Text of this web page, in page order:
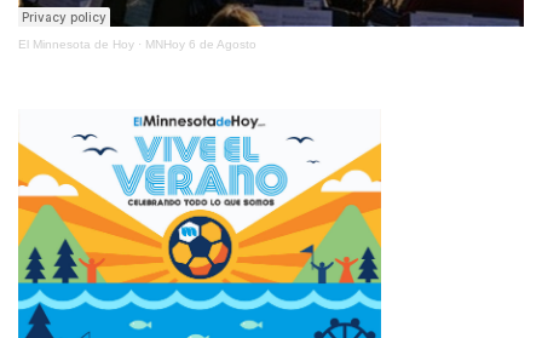
El Minnesota de Hoy · MNHoy 6 de Agosto